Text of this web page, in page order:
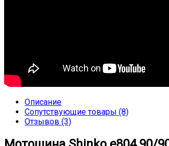
Описание
Сопутствующие товары (8)
Отзывов (3)